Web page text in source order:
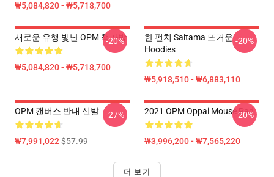
₩5,084,820 - ₩5,718,700
새로운 유행 빛난 OPM 책가방
₩5,084,820 - ₩5,718,700
-20%
한 펀치 Saitama 뜨거운
Hoodies
₩5,918,510 - ₩6,883,110
-20%
OPM 캔버스 반대 신발
₩7,991,022$57.99
-27% 2021 OPM Oppai Mouse Pad
₩3,996,200 - ₩7,565,220
-20%
더 보기